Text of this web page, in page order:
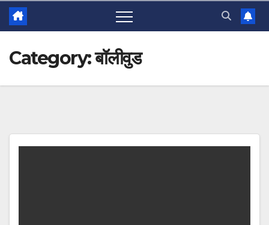
Category:बॉलीवुड